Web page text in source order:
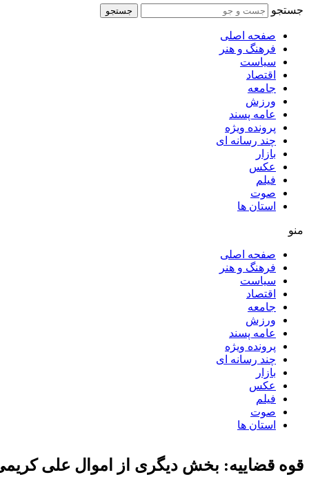
جستجو جستجو
صفحه اصلی
فرهنگ و هنر
سیاست
اقتصاد
جامعه
ورزش
عامه پسند
پرونده ویژه
چند رسانه ای
بازار
عکس
فیلم
صوت
استان ها
منو
صفحه اصلی
فرهنگ و هنر
سیاست
اقتصاد
جامعه
ورزش
عامه پسند
پرونده ویژه
چند رسانه ای
بازار
عکس
فیلم
صوت
استان ها
قوه قضاییه: بخش دیگری از اموال علی